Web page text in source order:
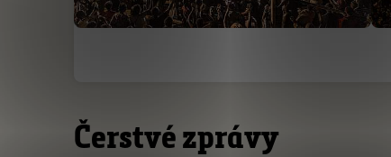
Čerstvé zprávy